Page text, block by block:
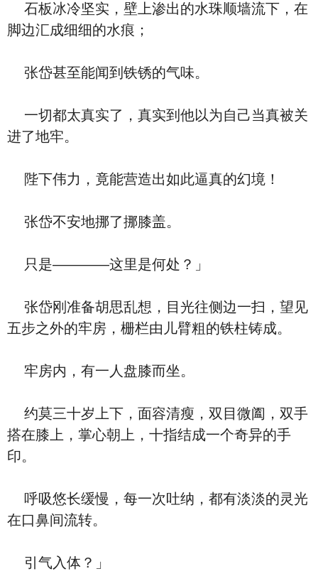
石板冰冷坚实，壁上渗出的水珠顺墙流下，在
脚边汇成细细的水痕；
张岱甚至能闻到铁锈的气味。
一切都太真实了，真实到他以为自己当真被关
进了地牢。
陛下伟力，竟能营造出如此逼真的幻境！
张岱不安地挪了挪膝盖。
只是————这里是何处？」
张岱刚准备胡思乱想，目光往侧边一扫，望见
五步之外的牢房，栅栏由儿臂粗的铁柱铸成。
牢房内，有一人盘膝而坐。
约莫三十岁上下，面容清瘦，双目微阖，双手
搭在膝上，掌心朝上，十指结成一个奇异的手
印。
呼吸悠长缓慢，每一次吐纳，都有淡淡的灵光
在口鼻间流转。
引气入体？」